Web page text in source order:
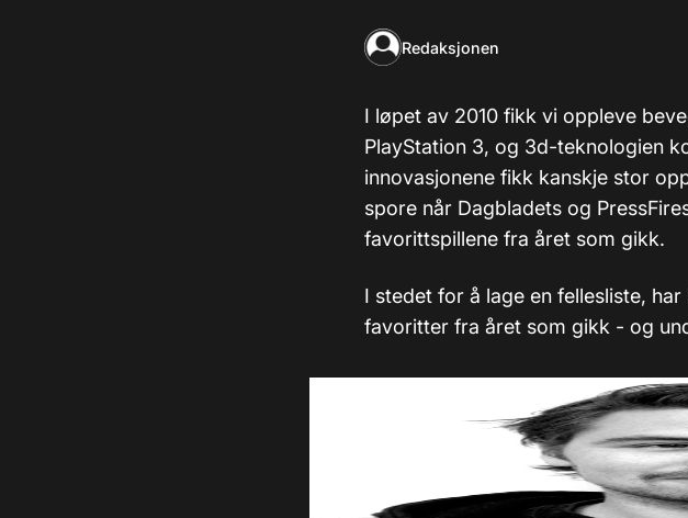
Redaksjonen
I løpet av 2010 fikk vi oppleve
PlayStation 3, og 3d-teknologien
innovasjonene fikk kanskje stor
spore når Dagbladets og
favorittspillene fra året som gikk.
I stedet for å lage en fellesliste,
favoritter fra året som gikk - og